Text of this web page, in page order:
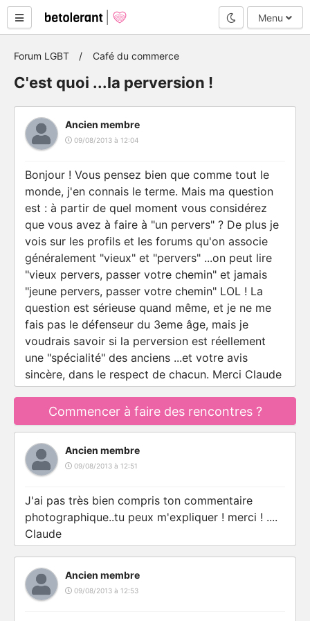
Mode nuit
Menu
Forum LGBT Café du commerce
C'est quoi ...la perversion !
Ancien membre
09/08/2013 à 12:04
Bonjour ! Vous pensez bien que comme tout le
monde, j'en connais le terme. Mais ma question
est : à partir de quel moment vous considérez
que vous avez à faire à "un pervers" ? De plus je
vois sur les profils et les forums qu'on associe
généralement "vieux" et "pervers" ...on peut lire
"vieux pervers, passer votre chemin" et jamais
"jeune pervers, passer votre chemin" LOL ! La
question est sérieuse quand même, et je ne me
fais pas le défenseur du 3eme âge, mais je
voudrais savoir si la perversion est réellement
une "spécialité" des anciens ...et votre avis
sincère, dans le respect de chacun. Merci Claude
Commencer à faire des rencontres ?
Ancien membre
09/08/2013 à 12:51
J'ai pas très bien compris ton commentaire
photographique..tu peux m'expliquer ! merci ! ....
Claude
Ancien membre
09/08/2013 à 12:53